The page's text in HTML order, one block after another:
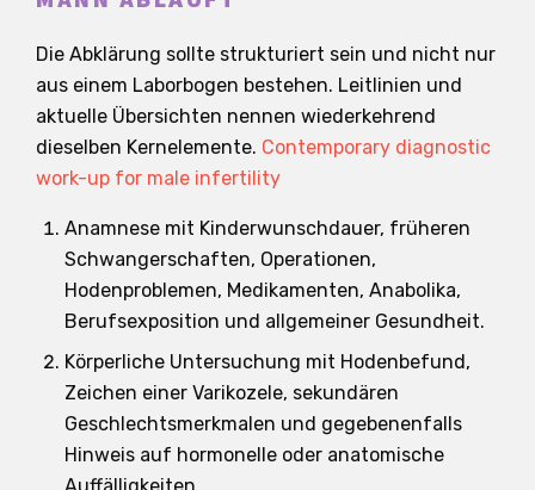
Die Abklärung sollte strukturiert sein und nicht nur
aus einem Laborbogen bestehen. Leitlinien und
aktuelle Übersichten nennen wiederkehrend
dieselben Kernelemente. Contemporary diagnostic
work-up for male infertility
Anamnese mit Kinderwunschdauer, früheren
Schwangerschaften, Operationen,
Hodenproblemen, Medikamenten, Anabolika,
Berufsexposition und allgemeiner Gesundheit.
Körperliche Untersuchung mit Hodenbefund,
Zeichen einer Varikozele, sekundären
Geschlechtsmerkmalen und gegebenenfalls
Hinweis auf hormonelle oder anatomische
Auffälligkeiten.